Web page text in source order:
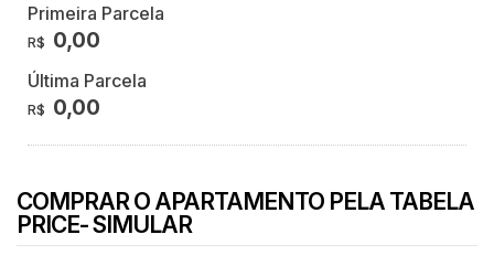
Primeira Parcela
R$ 0,00
Última Parcela
R$ 0,00
COMPRAR O APARTAMENTO PELA TABELA
PRICE- SIMULAR